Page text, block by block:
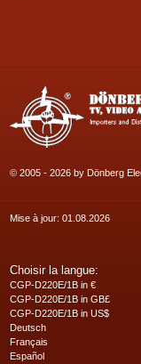
© 2005 - 2026 by Dönberg
Mise à jour: 01.08.2026
Choisir la langue:
CGP-D220E/1B in €
CGP-D220E/1B in GB£
CGP-D220E/1B in US$
Deutsch
Français
Español